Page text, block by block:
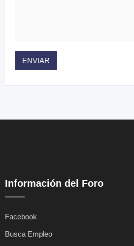
Información del Foro
Facebook
Busca Empleo